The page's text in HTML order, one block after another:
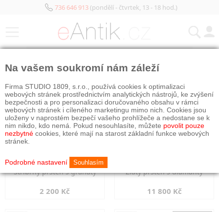
736 646 913(pondělí - čtvrtek, 13 - 18 hod.)
Stříbrný prsten s granáty
2 200 Kč
Zlatý prsten s diamanty
11 800 Kč
Na vašem soukromí nám záleží
Firma STUDIO 1809, s.r.o., používá cookies k optimalizaci
webových stránek prostřednictvím analytických nástrojů, ke zvýšení
bezpečnosti a pro personalizaci doručovaného obsahu v rámci
webových stránek i cíleného marketingu mimo nich. Cookies jsou
uloženy v naprostém bezpečí vašeho prohlížeče a nedostane se k
nim nikdo, kdo nemá. Pokud nesouhlasíte, můžete povolit pouze
nezbytné cookies, které mají na starost základní funkce webových
stránek.
Podrobné nastavení Souhlasím